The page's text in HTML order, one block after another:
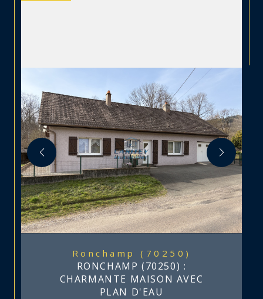
Ronchamp (70250)
RONCHAMP (70250) :
CHARMANTE MAISON AVEC
PLAN D'EAU